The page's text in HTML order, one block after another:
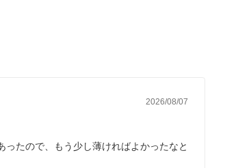
2026/08/07
たので、もう少し薄ければよかったなと